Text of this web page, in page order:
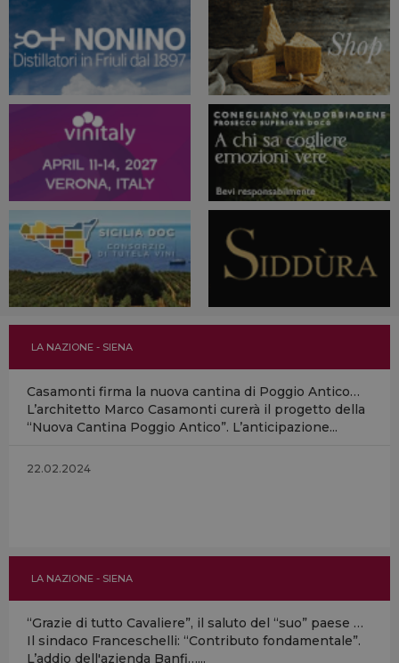
LA NAZIONE - SIENA
Casamonti firma la nuova cantina di Poggio Antico…
L’architetto Marco Casamonti curerà il progetto della
“Nuova Cantina Poggio Antico”. L’anticipazione...
22.02.2024
LA NAZIONE - SIENA
“Grazie di tutto Cavaliere”, il saluto del “suo” paese …
Il sindaco Franceschelli: “Contributo fondamentale”.
L’addio dell'azienda Banfi…...